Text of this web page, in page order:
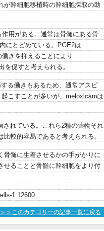
が幹細胞移植時の幹細胞採取の助
用がある。通常は骨髄にある骨
にとどめている。PGE2は
きを抑えることにより
促すと考えられる。
る働きもあるため、通常アスピ
こすことが多いが、meloxicamは
れている。これら2種の薬物それ
較的容易であると考えられる。
骨髄に生着させるかの手がかりに
せることと骨髄に幹細胞をより付
1.12600
＞＞このカテゴリーの記事一覧に戻る